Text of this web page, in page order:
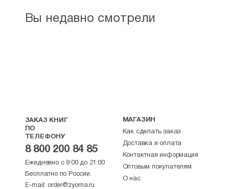
Вы недавно смотрели
ЗАКАЗ КНИГ
ПО
ТЕЛЕФОНУ
8 800 200 84 85
Ежедневно с 9:00 до 21:00
Бесплатно по России.
E-mail: order@zyorna.ru
МАГАЗИН
Как сделать заказ
Доставка и оплата
Контактная информация
Оптовым покупателям
О нас